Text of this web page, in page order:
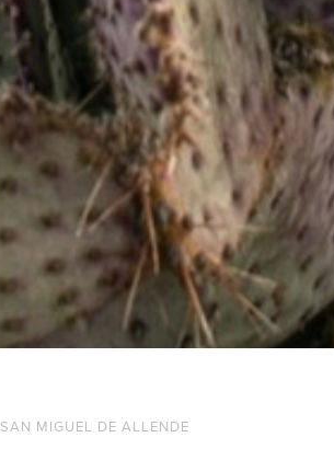
SAN MIGUEL DE ALLENDE